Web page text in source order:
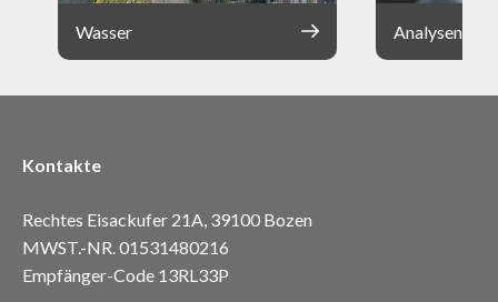
Wasser Analysen
Kontakte
Rechtes Eisackufer 21A, 39100 Bozen
MWST.-NR. 01531480216
Empfänger-Code 13RL33P